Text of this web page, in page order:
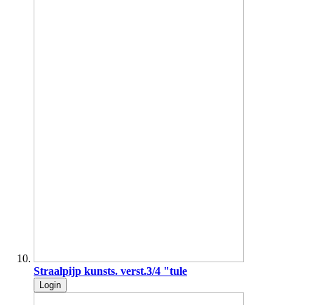
Straalpijp kunsts. verst.3/4 "tule
Login